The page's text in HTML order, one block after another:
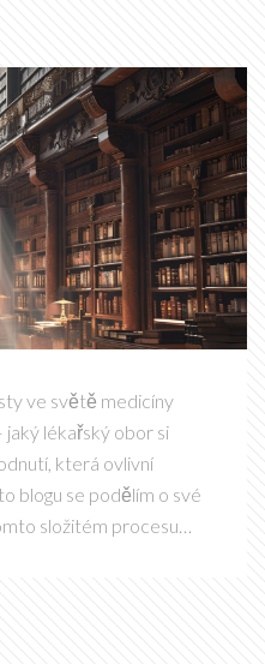
ve světě medicíny
lékařský obor si
která ovlivní
blogu se podělím o své
složitém procesu